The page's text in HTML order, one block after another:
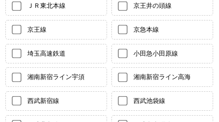
ＪＲ東北本線 京王井の頭線
京王線 京急本線
埼玉高速鉄道 小田急小田原線
湘南新宿ライン宇須 湘南新宿ライン高海
西武新宿線 西武池袋線